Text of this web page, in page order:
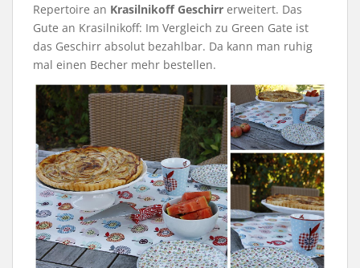
Repertoire an Krasilnikoff Geschirr erweitert. Das
Gute an Krasilnikoff: Im Vergleich zu Green Gate ist
das Geschirr absolut bezahlbar. Da kann man ruhig
mal einen Becher mehr bestellen.